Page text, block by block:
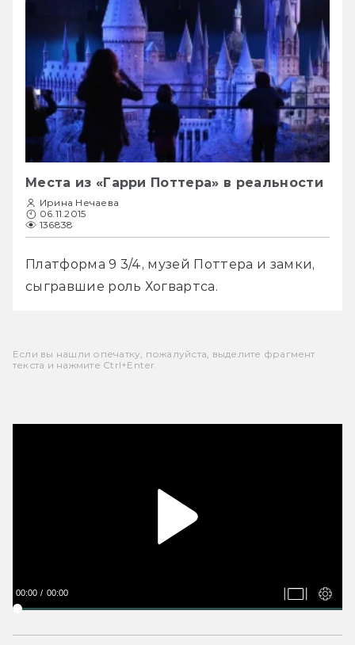
Места из «Гарри Поттера» в реальности
Ирина Нечаева
06.11.2015
136838
Платформа 9 3/4, музей Поттера и замки,
сыгравшие роль Хогвартса.
Если вы нашли опечатку, пожалуйста, выделите фрагмент
текста и нажмите Ctrl+Enter.
00:00 00:00